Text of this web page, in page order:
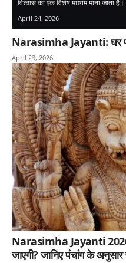
विश्वास का एक विशेष माध्यम माना जाता
April 24, 2026
Narasimha Jayanti: घर
April 23, 2026
Narasimha Jayanti
जाएगी? जानिए पंचांग के